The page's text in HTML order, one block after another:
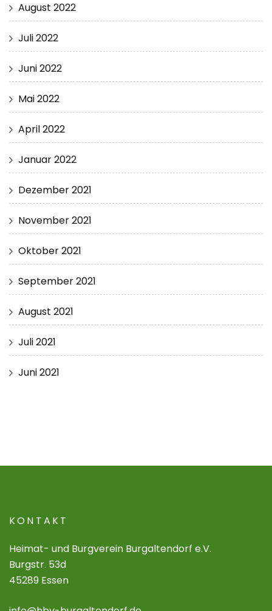
August 2022
Juli 2022
Juni 2022
Mai 2022
April 2022
Januar 2022
Dezember 2021
November 2021
Oktober 2021
September 2021
August 2021
Juli 2021
Juni 2021
KONTAKT
Heimat- und Burgverein Burgaltendorf e.V.
Burgstr. 53d
45289 Essen